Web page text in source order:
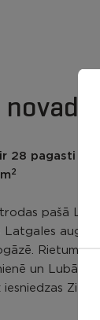
28 pagasti un
2
pašā
Latgales
un Lubāna